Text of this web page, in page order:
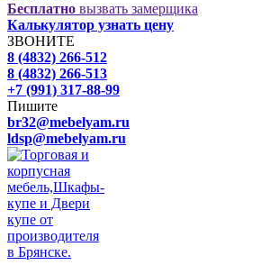
Бесплатно вызвать замерщика
Калькулятор узнать цену
ЗВОНИТЕ
8 (4832) 266-512
8 (4832) 266-513
+7 (991) 317-88-99
Пишите
br32@mebelyam.ru
ldsp@mebelyam.ru